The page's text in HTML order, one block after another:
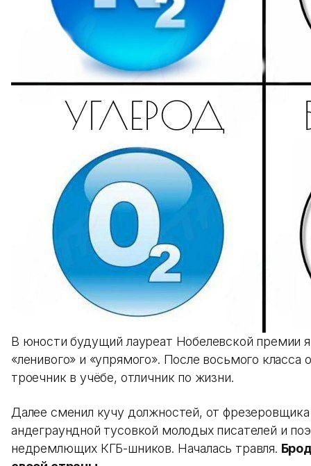
В юности будущий лауреат Нобелевской премии
«ленивого» и «упрямого». После восьмого
троечник в учёбе, отличник по жизни.
Далее сменил кучу должностей, от
андеграундной тусовкой молодых писателей и
недремлющих КГБ-шников. Началась травля.